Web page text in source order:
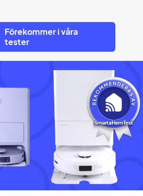
Förekommer i våra
tester